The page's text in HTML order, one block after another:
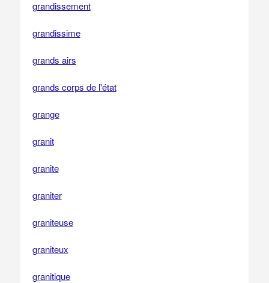
grandissement
grandissime
grands airs
grands corps de l'état
grange
granit
granite
graniter
graniteuse
graniteux
granitique